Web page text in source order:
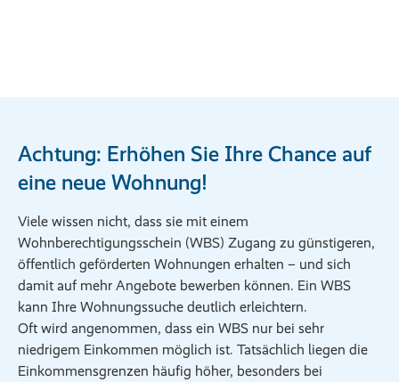
Achtung: Erhöhen Sie Ihre Chance auf
eine neue Wohnung!
Viele wissen nicht, dass sie mit einem
Wohnberechtigungsschein (WBS) Zugang zu günstigeren,
öffentlich geförderten Wohnungen erhalten – und sich
damit auf mehr Angebote bewerben können. Ein WBS
kann Ihre Wohnungssuche deutlich erleichtern.
Oft wird angenommen, dass ein WBS nur bei sehr
niedrigem Einkommen möglich ist. Tatsächlich liegen die
Einkommensgrenzen häufig höher, besonders bei